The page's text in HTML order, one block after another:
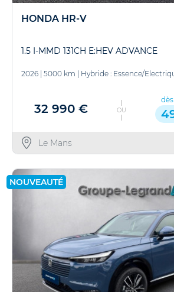
HONDA HR-V
1.5 I-MMD 131CH E:HEV ADVANCE
2026 | 5000 km | Hybride : Essence/
32 990 € OU
dès
Le Mans
NOUVEAUTÉ